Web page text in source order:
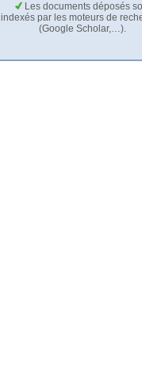
Les documents déposés
indexés par les moteurs de
(Google Scholar,…).